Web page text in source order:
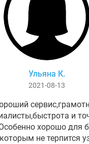
Ульяна К.
2021-08-13
и
хорошо для
не терпится